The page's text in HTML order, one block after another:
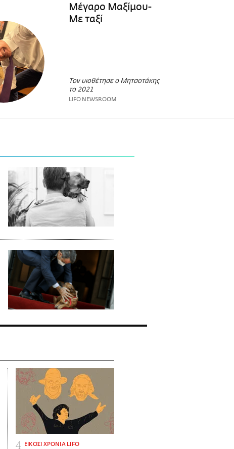
Μέγαρο Μαξίμου-
Με ταξί
Τον υιοθέτησε ο Μητσοτάκης
το 2021
LIFO NEWSROOM
ΕΙΚΟΣΙ ΧΡΟΝΙΑ LIFO